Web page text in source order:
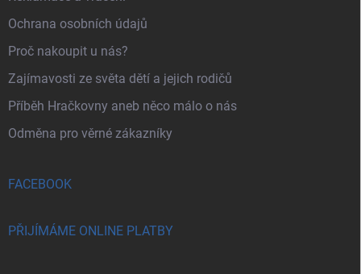
Ochrana osobních údajů
Proč nakoupit u nás?
Zajímavosti ze světa dětí a jejich rodičů
Příběh Hračkovny aneb něco málo o nás
Odměna pro věrné zákazníky
FACEBOOK
PŘIJÍMÁME ONLINE PLATBY